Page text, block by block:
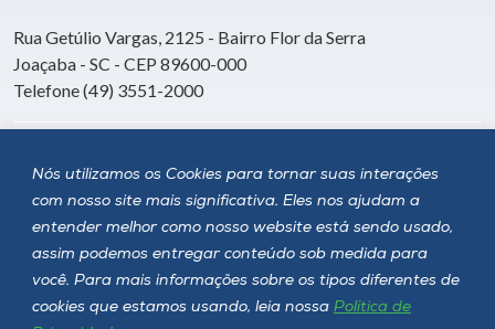
Nós utilizamos os Cookies para tornar suas interações
com nosso site mais significativa. Eles nos ajudam a
entender melhor como nosso website está sendo usado,
assim podemos entregar conteúdo sob medida para
você. Para mais informações sobre os tipos diferentes de
cookies que estamos usando, leia nossa Política de
Rua Getúlio Vargas, 2125 - Bairro Flor da Serra
Joaçaba - SC - CEP 89600-000
Telefone (49) 3551-2000
Siga a Unoesc